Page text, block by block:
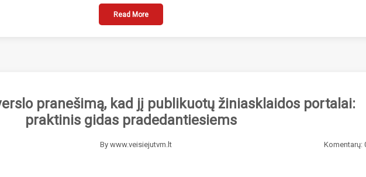
Read More
pranešimą, kad jį publikuotų žiniasklaidos portalai:
praktinis gidas pradedantiesiems
Bywww.veisiejutvm.lt Komentarų: